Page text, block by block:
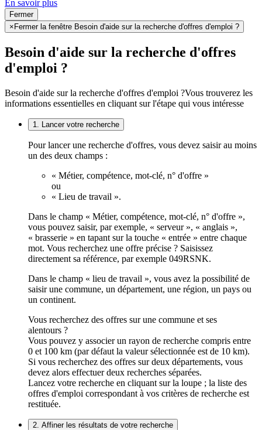
En savoir plus
Fermer
× Fermer la fenêtre Besoin d'aide sur la recherche d'offres d'emploi ?
Besoin d'aide sur la recherche d'offres
d'emploi ?
Besoin d'aide sur la recherche d'offres d'emploi ?Vous trouverez les
informations essentielles en cliquant sur l'étape qui vous intéresse
1. Lancer votre recherche
Pour lancer une recherche d'offres, vous devez saisir au moins
un des deux champs :
« Métier, compétence, mot-clé, n° d'offre »
ou
« Lieu de travail ».
Dans le champ « Métier, compétence, mot-clé, n° d'offre »,
vous pouvez saisir, par exemple, « serveur », « anglais »,
« brasserie » en tapant sur la touche « entrée » entre chaque
mot. Vous recherchez une offre précise ? Saisissez
directement sa référence, par exemple 049RSNK.
Dans le champ « lieu de travail », vous avez la possibilité de
saisir une commune, un département, une région, un pays ou
un continent.
Vous recherchez des offres sur une commune et ses
alentours ?
Vous pouvez y associer un rayon de recherche compris entre
0 et 100 km (par défaut la valeur sélectionnée est de 10 km).
Si vous recherchez des offres sur deux départements, vous
devez alors effectuer deux recherches séparées.
Lancez votre recherche en cliquant sur la loupe ; la liste des
offres d'emploi correspondant à vos critères de recherche est
restituée.
2. Affiner les résultats de votre recherche